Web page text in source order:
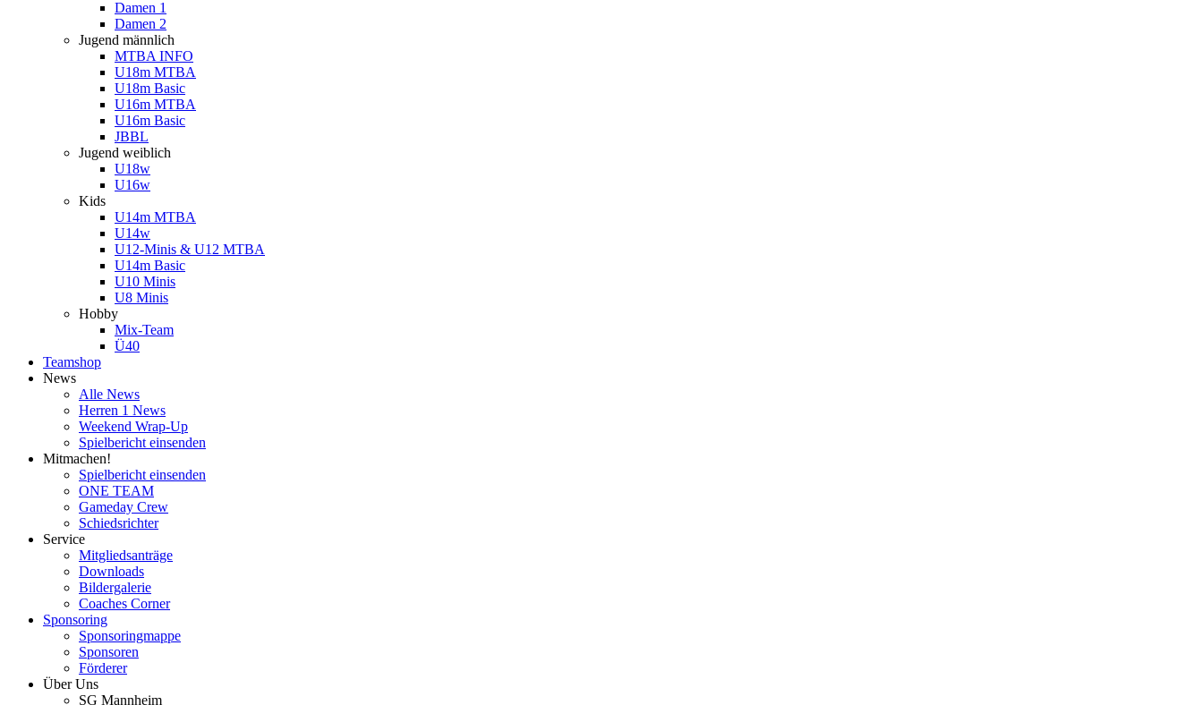
Damen 1
Damen 2
Jugend männlich
MTBA INFO
U18m MTBA
U18m Basic
U16m MTBA
U16m Basic
JBBL
Jugend weiblich
U18w
U16w
Kids
U14m MTBA
U14w
U12-Minis & U12 MTBA
U14m Basic
U10 Minis
U8 Minis
Hobby
Mix-Team
Ü40
Teamshop
News
Alle News
Herren 1 News
Weekend Wrap-Up
Spielbericht einsenden
Mitmachen!
Spielbericht einsenden
ONE TEAM
Gameday Crew
Schiedsrichter
Service
Mitgliedsanträge
Downloads
Bildergalerie
Coaches Corner
Sponsoring
Sponsoringmappe
Sponsoren
Förderer
Über Uns
SG Mannheim